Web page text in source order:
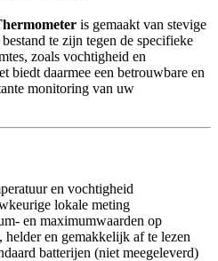
is gemaakt van stevige
te zijn tegen de specifieke
zoals vochtigheid en
biedt daarmee een betrouwbare en
monitoring van uw
en vochtigheid
lokale meting
en maximumwaarden op
helder en gemakkelijk af te lezen
batterijen (niet meegeleverd)